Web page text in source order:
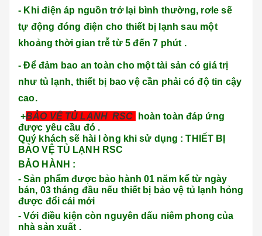
- Khi điện áp nguồn trở lại bình thường, rơle sẽ
tự động đóng điện cho thiết bị lạnh sau một
khoảng thời gian trễ từ 5 đến 7 phút .
- Để đảm bao an toàn cho một tài sản có giá trị
như tủ lạnh, thiết bị bao vệ cần phải có độ tin cậy
cao.
+BẢO VỆ TỦ LẠNH RSC
hoàn toàn đáp ứng
được yêu cầu đó .
Quý khách sẽ hài l òng khi sử dụng : THIẾT BỊ
BẢO VỆ TỦ LẠNH RSC
BẢO HÀNH :
- Sản phẩm được bảo hành 01 năm kể từ ngày
bán, 03 tháng đầu nếu thiết bị bảo vệ tủ lạnh hỏng
được đổi cái mới
- Với điều kiện còn nguyên dấu niêm phong của
nhà sản xuất .